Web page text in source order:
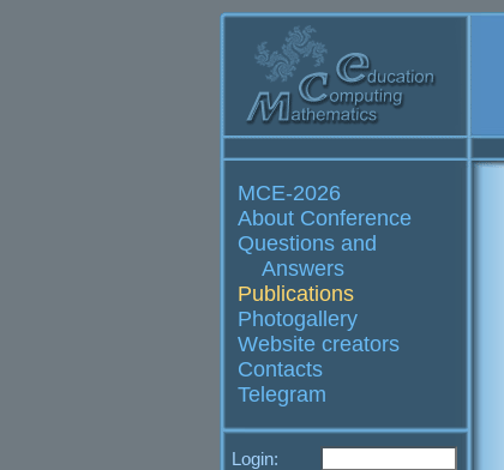
MCE-2026
About Conference
Questions and
Answers
Publications
Photogallery
Website creators
Contacts
Telegram
Login: